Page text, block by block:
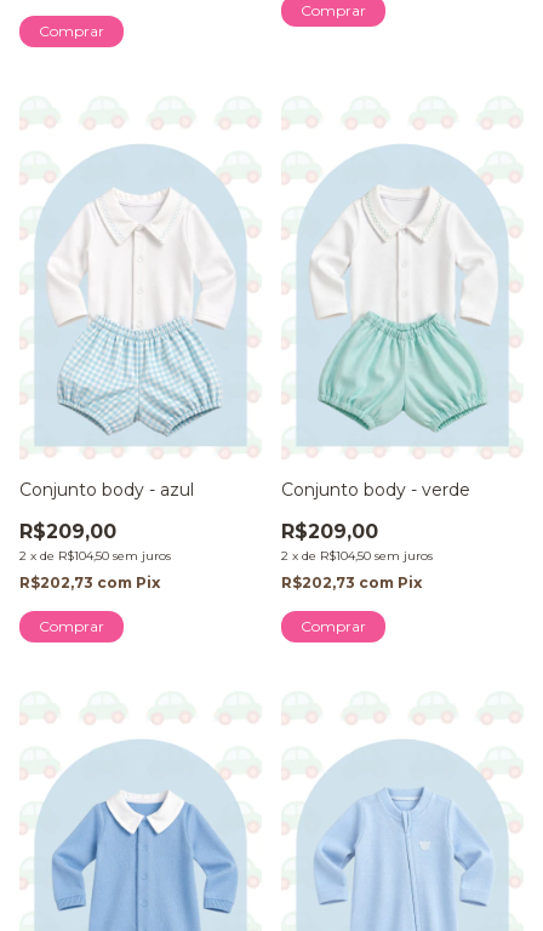
Comprar
Comprar
Conjunto body - azul
R$209,00
2 x de R$104,50 sem juros
R$202,73 com Pix
Comprar
Conjunto body - verde
R$209,00
2 x de R$104,50 sem juros
R$202,73 com Pix
Comprar